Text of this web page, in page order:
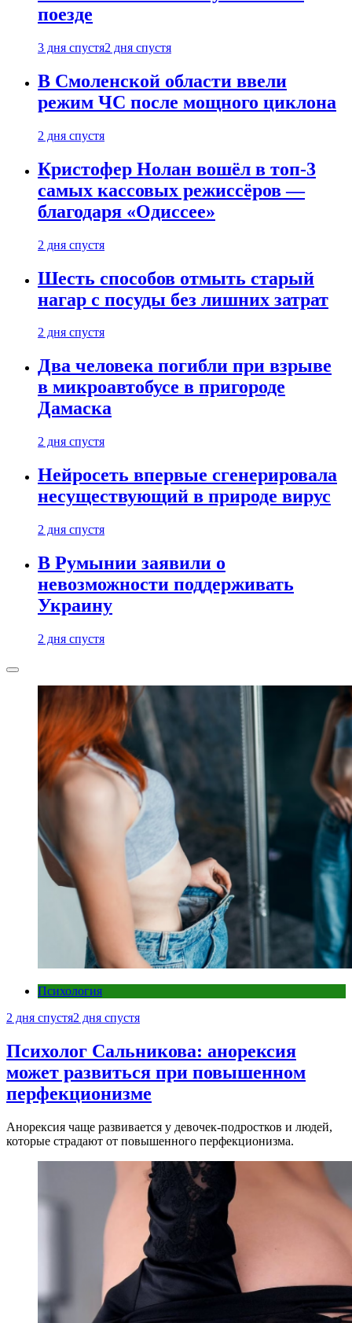
поезде
3 дня спустя2 дня спустя
В Смоленской области ввели
режим ЧС после мощного циклона
2 дня спустя
Кристофер Нолан вошёл в топ-3
самых кассовых режиссёров —
благодаря «Одиссее»
2 дня спустя
Шесть способов отмыть старый
нагар с посуды без лишних затрат
2 дня спустя
Два человека погибли при взрыве
в микроавтобусе в пригороде
Дамаска
2 дня спустя
Нейросеть впервые сгенерировала
несуществующий в природе вирус
2 дня спустя
В Румынии заявили о
невозможности поддерживать
Украину
2 дня спустя
Психология
2 дня спустя2 дня спустя
Психолог Сальникова: анорексия
может развиться при повышенном
перфекционизме
Анорексия чаще развивается у девочек-подростков и людей,
которые страдают от повышенного перфекционизма.